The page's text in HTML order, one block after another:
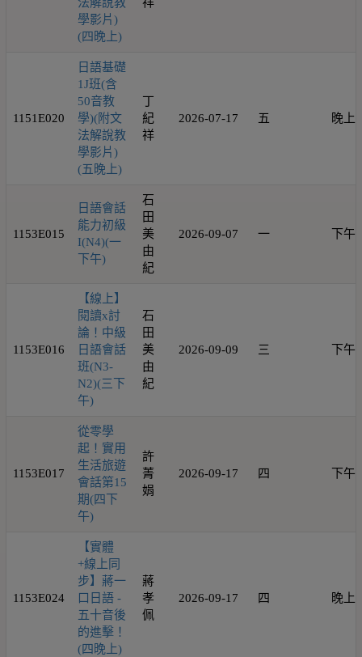
法解說教
學影片)
(四晚上)
祥
1151E020
日語基礎
1J班(含
50音教
學)(附文
法解說教
學影片)
(五晚上)
丁
紀
祥
2026-07-17 五 晚上
1153E015
日語會話
能力初級
I(N4)(一
下午)
石
田
美
由
紀
2026-09-07 一 下午
1153E016
【線上】
閱讀x討
論！中級
日語會話
班(N3-
N2)(三下
午)
石
田
美
由
紀
2026-09-09 三 下午
1153E017
從零學
起！實用
生活旅遊
會話第15
期(四下
午)
許
菁
娟
2026-09-17 四 下午
1153E024
【實體
+線上同
步】蔣一
口日語 -
五十音後
的進擊！
(四晚上)
蔣
孝
佩
2026-09-17 四 晚上